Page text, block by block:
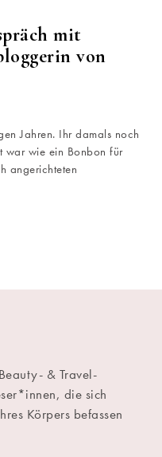
mit
von
Jahren. Ihr damals noch
war wie ein Bonbon für
angerichteten
& Travel-
die sich
Körpers befassen